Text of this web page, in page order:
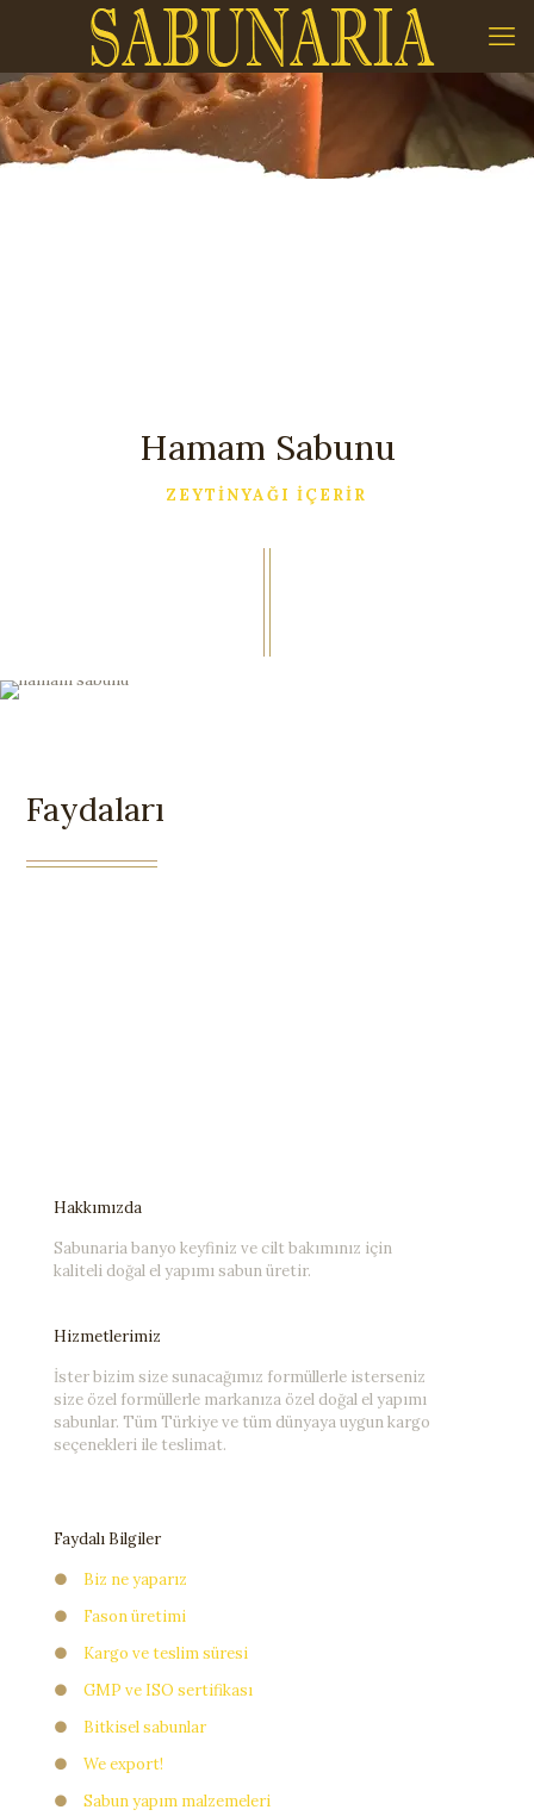
Hamam Sabunu
ZEYTİNYAĞI İÇERİR
Faydaları
Hakkımızda
Sabunaria banyo keyfiniz ve cilt bakımınız için
kaliteli doğal el yapımı sabun üretir.
Hizmetlerimiz
İster bizim size sunacağımız formüllerle isterseniz
size özel formüllerle markanıza özel doğal el yapımı
sabunlar. Tüm Türkiye ve tüm dünyaya uygun kargo
seçenekleri ile teslimat.
Faydalı Bilgiler
●
Biz ne yaparız
●
Fason üretimi
●
Kargo ve teslim süresi
●
GMP ve ISO sertifikası
●
Bitkisel sabunlar
●
We export!
●
Sabun yapım malzemeleri